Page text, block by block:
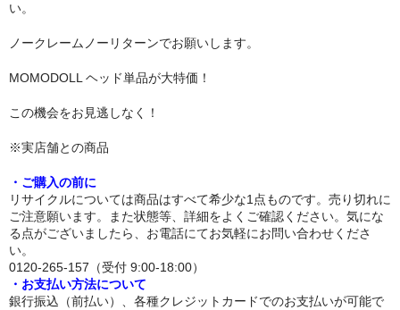
身長選択
100cm以下
110cm～130cm
155cm～160cm
い。
ノークレームノーリターンでお願いします。
MOMODOLL ヘッド単品が大特価！
この機会をお見逃しなく！
※実店舗との商品
・ご購入の前に
リサイクルについては商品はすべて希少な1点ものです。売り切れに
ご注意願います。また状態等、詳細をよくご確認ください。気にな
る点がございましたら、お電話にてお気軽にお問い合わせくださ
い。
0120-265-157（受付 9:00-18:00）
・お支払い方法について
銀行振込（前払い）、各種クレジットカードでのお支払いが可能で